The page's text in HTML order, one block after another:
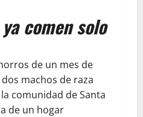
comen solo
de un mes de
machos de raza
comunidad de Santa
de un hogar